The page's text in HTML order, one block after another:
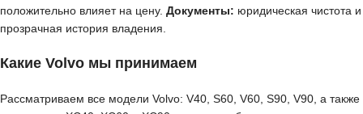
положительно влияет на цену. Документы: юридическая чистота и
прозрачная история владения.
Какие Volvo мы принимаем
Рассматриваем все модели Volvo: V40, S60, V60, S90, V90, а также